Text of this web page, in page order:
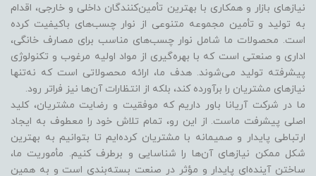
نیازهای بازار و همکاری با بهترین تأمین‌کنندگان داخلی و خارجی، اقدام
به تولید و تأمین مجموعه متنوعی از نوار چسب‌های باکیفیت کرده
است. محصولات ما شامل نوار چسب‌های مناسب برای مصارف خانگی،
اداری و صنعتی است که با بهره‌گیری از مواد اولیه مرغوب و تکنولوژی
پیشرفته تولید می‌شوند. هدف ما، ارائه محصولاتی است که نه‌تنها
نیازهای مشتریان را برآورده کند، بلکه از انتظارات آن‌ها نیز فراتر رود.
ما در شرکت آریانا باور داریم که موفقیت و رضایت مشتریان، کلید
اصلی پیشرفت ماست. از این رو، تمام تلاش خود را معطوف به ایجاد
ارتباطی پایدار و صمیمانه با مشتریان کرده‌ایم تا بتوانیم به بهترین
شکل ممکن نیازهای آن‌ها را شناسایی و برطرف کنیم. مأموریت ما،
ساختن آینده‌ای پایدار و مؤثر در صنعت بسته‌بندی است و به همین